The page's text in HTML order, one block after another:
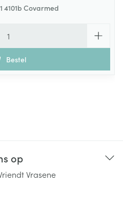
4101b Covarmed
Bestel
op
Vrasene